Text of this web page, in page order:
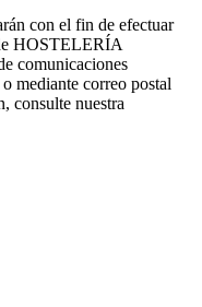
con el fin de efectuar
HOSTELERÍA
comunicaciones
mediante correo postal
consulte nuestra